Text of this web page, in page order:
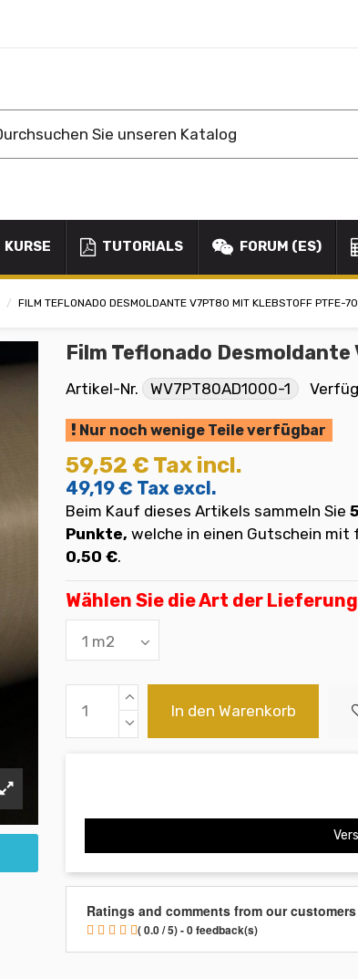
KURSE TUTORIALS FORUM (ES)
FILM TEFLONADO DESMOLDANTE V7PT80 MIT KLEBSTOFF PTFE-
Film Teflonado
Artikel-Nr. WV7PT80AD1000-1
Nur noch wenige Teile verfügbar
59,52 € Tax incl.
49,19 € Tax excl.
Beim Kauf dieses Artikels sammeln Sie
Punkte, welche in einen Gutschein
0,50 €.
Wählen Sie die Art der Lieferung
In den Warenkorb
Ratings and comments from our customers
( 0.0 / 5) - 0 feedback(s)